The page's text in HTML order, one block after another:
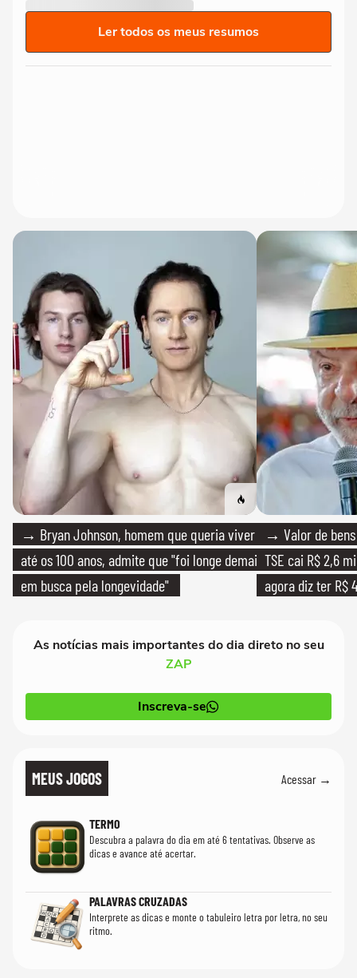
Ler todos os meus resumos
→ Bryan Johnson, homem que queria viver
até os 100 anos, admite que "foi longe demais
em busca pela longevidade"
→ Valor de
TSE cai R$ 2,6
agora diz ter R$
As notícias mais importantes do dia direto no seu
ZAP
Inscreva-se
MEUS JOGOS Acessar →
TERMO
Descubra a palavra do dia em até 6 tentativas. Observe as
dicas e avance até acertar.
PALAVRAS CRUZADAS
Interprete as dicas e monte o tabuleiro letra por letra, no seu
ritmo.